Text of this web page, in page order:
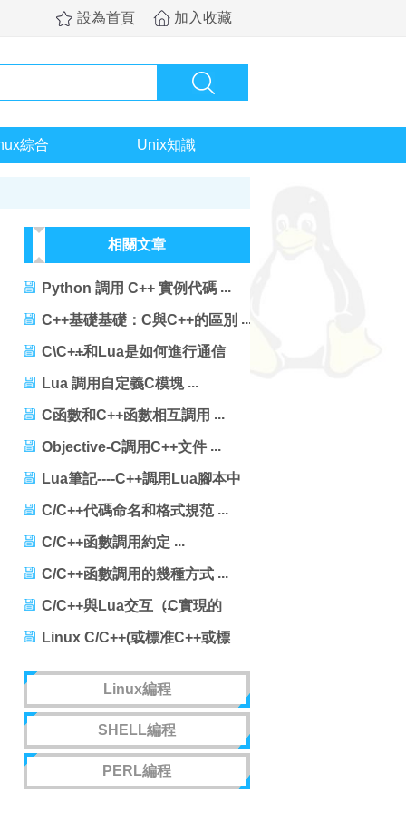
設為首頁 加入收藏
綜合 Unix知識
相關文章
Python 調用 C++ 實例代碼
C++基礎基礎：C與C++的區別
C\C++和Lua是如何進行通信
的？
Lua 調用自定義C模塊
C函數和C++函數相互調用
Objective-C調用C++文件
Lua筆記----C++調用Lua腳本中
二維table的數據
C/C++代碼命名和格式規范
C/C++函數調用約定
C/C++函數調用的幾種方式
C/C++與Lua交互（C實現的
Lua編譯器的例子)
Linux C/C++(或標准C++或標
准C)編程雜記
Linux編程
SHELL編程
PERL編程